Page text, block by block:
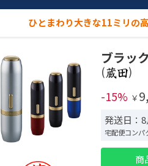
ひとまわり大きな11ミリの
ブラッ
(
)
-15% ￥
発送日：
宅配便コンパ
商